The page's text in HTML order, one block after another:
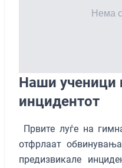
Наши ученици
инцидентот
Првите луѓе на
отфрлаат
предизвикале